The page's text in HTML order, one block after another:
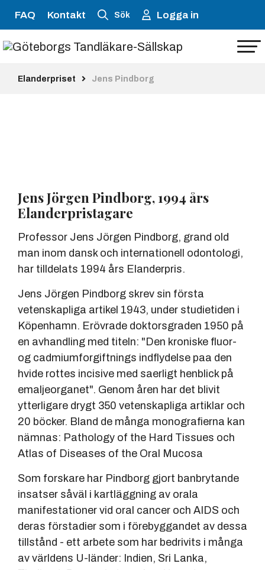
FAQ Kontakt Sök Logga in
Elanderpriset Jens Pindborg
Jens Jörgen Pindborg, 1994 års
Elanderpristagare
Professor Jens Jörgen Pindborg, grand old
man inom dansk och internationell odontologi,
har tilldelats 1994 års Elanderpris.
Jens Jörgen Pindborg skrev sin första
vetenskapliga artikel 1943, under studietiden i
Köpenhamn. Erövrade doktorsgraden 1950 på
en avhandling med titeln: "Den kroniske fluor-
og cadmiumforgiftnings indflydelse paa den
hvide rottes incisive med saerligt henblick på
emaljeorganet". Genom åren har det blivit
ytterligare drygt 350 vetenskapliga artiklar och
20 böcker. Bland de många monografierna kan
nämnas: Pathology of the Hard Tissues och
Atlas of Diseases of the Oral Mucosa
Som forskare har Pindborg gjort banbrytande
insatser såväl i kartläggning av orala
manifestationer vid oral cancer och AIDS och
deras förstadier som i förebyggandet av dessa
tillstånd - ett arbete som har bedrivits i många
av världens U-länder: Indien, Sri Lanka,